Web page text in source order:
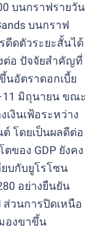
บนกราฟรายวัน
บนกราฟ
ดีดตัวระยะสั้นได้
ต่อ ปัจจัยสำคัญที่
นอัตราดอกเบี้ย
มิถุนายน ขณะ
เงินเฟ้อระหว่าง
โดยเป็นผลดีต่อ
ตของ GDP ยังคง
ยบกับยูโรโซน
อย่างยืนยัน
วนการปิดเหนือ
องขาขึ้น